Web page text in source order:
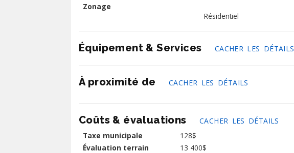
Zonage
Résidentiel
Équipement & Services CACHER LES DÉTAILS
À proximité de CACHER LES DÉTAILS
Coûts & évaluations
CACHER LES DÉTAILS
Taxe municipale
128$
Évaluation terrain
13 400$